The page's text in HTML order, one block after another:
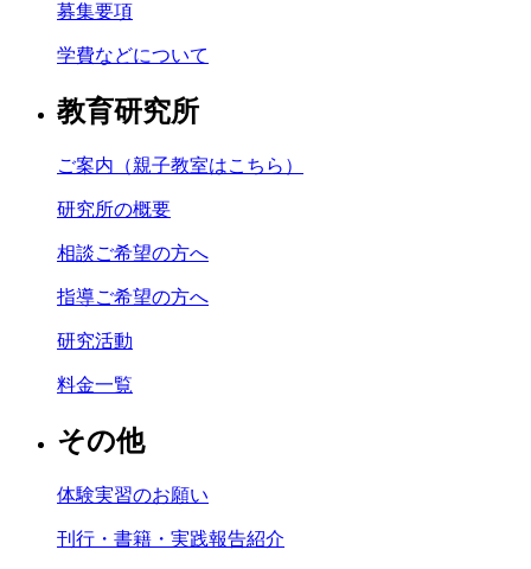
募集要項
学費などについて
教育研究所
ご案内（親子教室はこちら）
研究所の概要
相談ご希望の方へ
指導ご希望の方へ
研究活動
料金一覧
その他
体験実習のお願い
刊行・書籍・実践報告紹介